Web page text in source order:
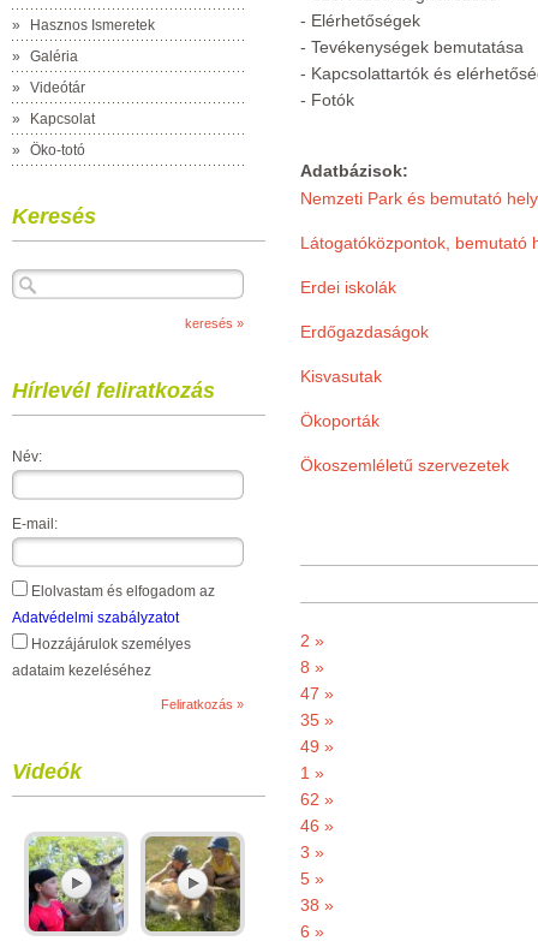
»
Hasznos Ismeretek
»
Galéria
»
Videótár
»
Kapcsolat
»
Öko-totó
Keresés
Hírlevél feliratkozás
Név:
E-mail:
Elolvastam és elfogadom az
Adatvédelmi szabályzatot
Hozzájárulok személyes
adataim kezeléséhez
Videók
- Elérhetőségek
- Tevékenységek bemutatása
- Kapcsolattartók és
- Fotók
Adatbázisok:
Nemzeti Park és bemutató
Látogatóközpontok, bemutató
Erdei iskolák
Erdőgazdaságok
Kisvasutak
Ökoporták
Ökoszemléletű szervezetek
2 »
8 »
47 »
35 »
49 »
1 »
62 »
46 »
3 »
5 »
38 »
6 »